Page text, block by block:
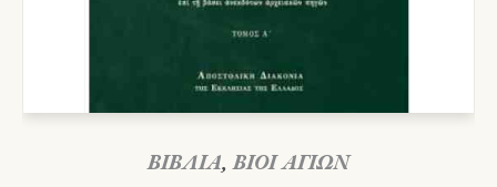
ΒΙΒΛΙΑ,ΒΙΟΙ ΑΓΙΩΝ